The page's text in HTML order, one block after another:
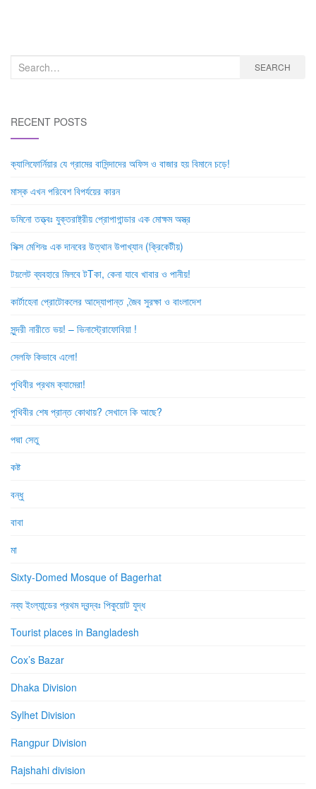
Search
SEARCH
RECENT POSTS
ক্যালিফোর্নিয়ার যে গ্রামের বাসিন্দাদের অফিস ও বাজার হয় বিমানে চড়ে!
মাস্ক এখন পরিবেশ বিপর্যয়ের কারন
ডমিনো তত্ত্বঃ যুক্তরাষ্ট্রীয় প্রোপাগান্ডার এক মোক্ষম অস্ত্র
সিক্স মেশিনঃ এক দানবের উত্থান উপাখ্যান (ক্রিকেটীয়)
টয়লেট ব্যবহারে মিলবে টTকা, কেনা যাবে খাবার ও পানীয়!
কার্টাহেনা প্রোটোকলের আদ্যোপান্ত ,জৈব সুরক্ষা ও বাংলাদেশ
সুন্দরী নারীতে ভয়! – ভিনাস্ট্রোফোবিয়া !
সেলফি কিভাবে এলো!
পৃথিবীর প্রথম ক্যামেরা!
পৃথিবীর শেষ প্রান্ত কোথায়? সেখানে কি আছে?
পদ্মা সেতু
কষ্ট
বন্ধু
বাবা
মা
Sixty-Domed Mosque of Bagerhat
নব্য ইংল্যান্ডের প্রথম দ্বন্দ্বঃ পিকুয়োট যুদ্ধ
Tourist places in Bangladesh
Cox’s Bazar
Dhaka Division
Sylhet Division
Rangpur Division
Rajshahi division